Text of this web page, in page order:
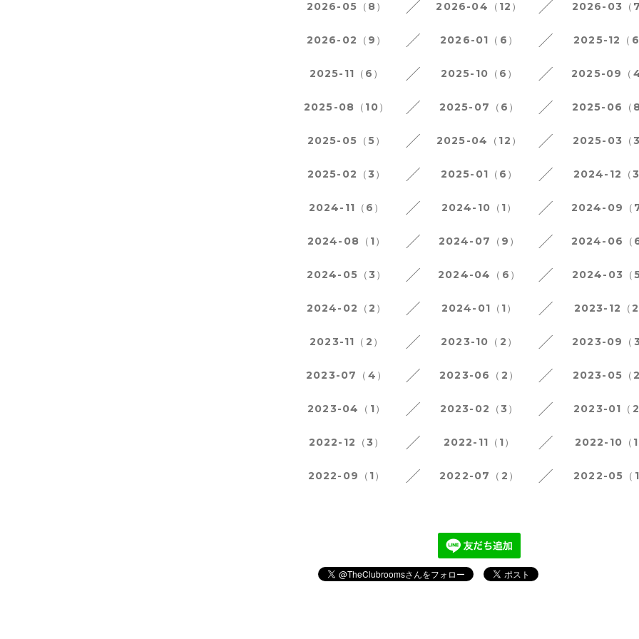
2026-05（8） 2026-04（12） 2026-03（7
2026-02（9） 2026-01（6） 2025-12（6
2025-11（6） 2025-10（6） 2025-09（4
2025-08（10） 2025-07（6） 2025-06（8
2025-05（5） 2025-04（12） 2025-03（3
2025-02（3） 2025-01（6） 2024-12（3
2024-11（6） 2024-10（1） 2024-09（7
2024-08（1） 2024-07（9） 2024-06（6
2024-05（3） 2024-04（6） 2024-03（5
2024-02（2） 2024-01（1） 2023-12（2
2023-11（2） 2023-10（2） 2023-09（3
2023-07（4） 2023-06（2） 2023-05（2
2023-04（1） 2023-02（3） 2023-01（2
2022-12（3） 2022-11（1） 2022-10（1
2022-09（1） 2022-07（2） 2022-05（1